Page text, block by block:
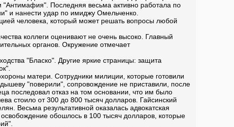
"Антимафия". Последняя весьма активно работала по
и нанести удар по имиджу Омельченко.
человека, который может решать вопросы любой
коллеги оценивают не очень высоко. Главный
органов. Окружение отмечает
"Бласко". Другие яркие страницы: защита
матери. Сотрудники милиции, которые готовили
"поверили", сопровождение не приставили, после
последовал отказ на том основании, что им было
стоило от 300 до 800 тысяч долларов. Гайсинский
Весьма результативной оказалась адвокатская
обошлось в 100 тысяч долларов, которые